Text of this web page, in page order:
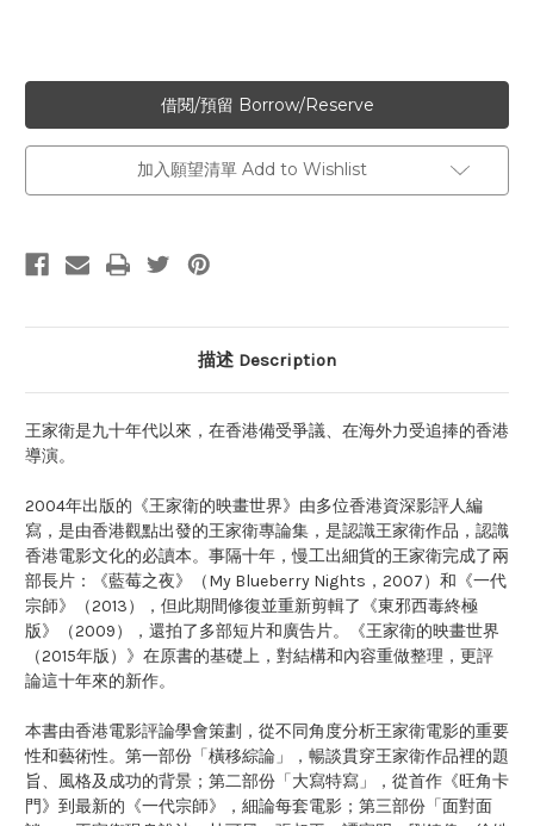
加入願望清單 Add to Wishlist
描述 Description
王家衛是九十年代以來，在香港備受爭議、在海外力受追捧的香港
導演。
2004年出版的《王家衛的映畫世界》由多位香港資深影評人編
寫，是由香港觀點出發的王家衛專論集，是認識王家衛作品，認識
香港電影文化的必讀本。事隔十年，慢工出細貨的王家衛完成了兩
部長片：《藍莓之夜》（My Blueberry Nights，2007）和《一代
宗師》（2013），但此期間修復並重新剪輯了《東邪西毒終極
版》（2009），還拍了多部短片和廣告片。《王家衛的映畫世界
（2015年版）》在原書的基礎上，對結構和內容重做整理，更評
論這十年來的新作。
本書由香港電影評論學會策劃，從不同角度分析王家衛電影的重要
性和藝術性。第一部份「橫移綜論」，暢談貫穿王家衛作品裡的題
旨、風格及成功的背景；第二部份「大寫特寫」，從首作《旺角卡
門》到最新的《一代宗師》，細論每套電影；第三部份「面對面